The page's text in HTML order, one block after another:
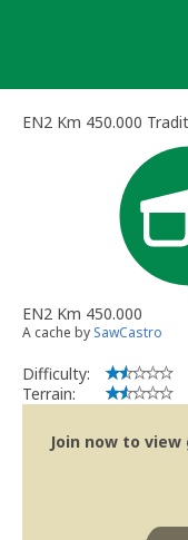
EN2 Km 450.000
EN2 Km 450.000
A cache by SawCastro
Difficulty:
Terrain:
Join now to